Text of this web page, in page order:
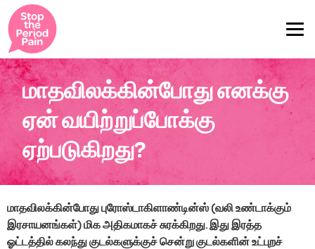
மாதவிலக்கின்போது எனக்கு
ஏன் வயிற்றுப்போக்கு
ஏற்படுகிறது?
மாதவிலக்கின்போது புரோஸ்டாகிளாண்டின்ஸ் (வலி உண்டாக்கும்
இரசாயனங்கள்) மிக அதிகமாகச் சுரக்கிறது. இது இரத்த
ஓட்டத்தில் கலந்து குடல்களுக்குச் சென்று குடல்களின் உட்புறச்